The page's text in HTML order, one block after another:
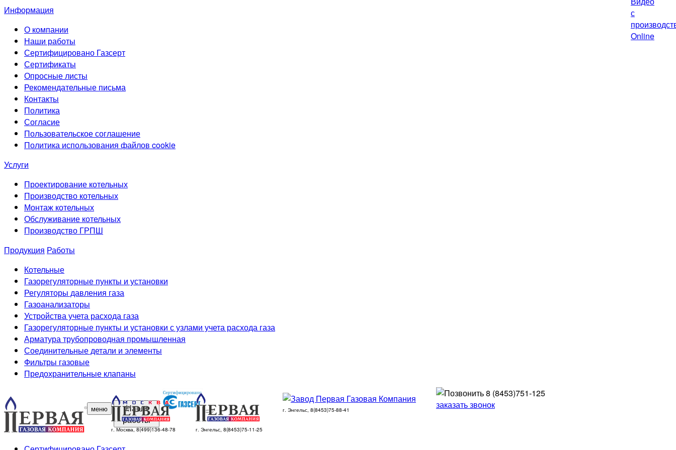
Информация
О компании
Наши работы
Сертифицировано Газсерт
Сертификаты
Опросные листы
Рекомендательные письма
Контакты
Политика
Согласие
Пользовательское соглашение
Политика использования файлов cookie
Услуги
Проектирование котельных
Производство котельных
Монтаж котельных
Обслуживание котельных
Производство ГРПШ
Продукция Работы
Котельные
Газорегуляторные пункты и установки
Регуляторы давления газа
Газоанализаторы
Устройства учета расхода газа
Газорегуляторные пункты и установки с узлами учета расхода газа
Арматура трубопроводная промышленная
Соединительные детали и элементы
Фильтры газовые
Предохранительные клапаны
меню
Наши
работы
г. Москва, 8(499)136-48-78 г. Энгельс, 8(8453)75-11-25
г. Энгельс, 8(8453)75-88-41
8 (8453)751-125
заказать звонок